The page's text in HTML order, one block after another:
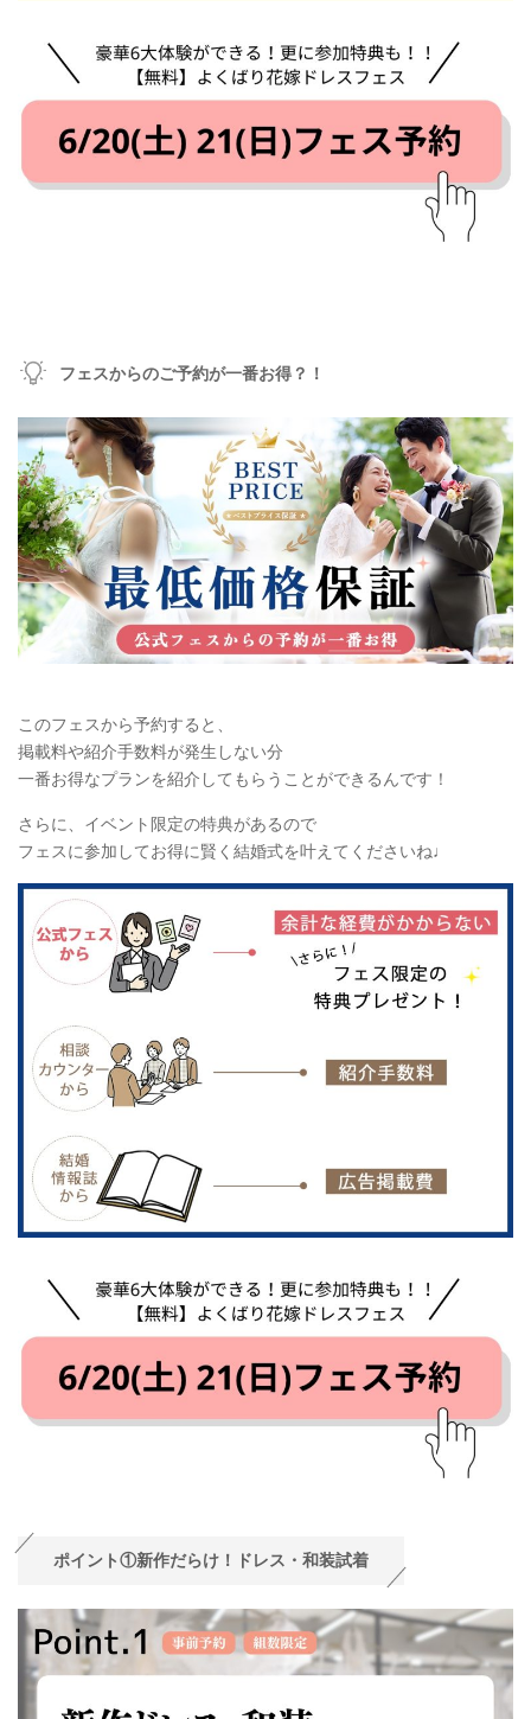
フェスからのご予約が一番お得？！
このフェスから予約すると、
掲載料や紹介手数料が発生しない分
一番お得なプランを紹介してもらうことができるんです！
さらに、イベント限定の特典があるので
フェスに参加してお得に賢く結婚式を叶えてくださいね♩
ポイント①新作だらけ！ドレス・和装試着